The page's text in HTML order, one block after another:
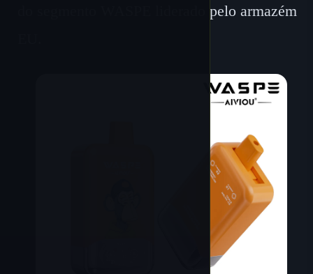
do segmento WASPE liderado pelo armazém